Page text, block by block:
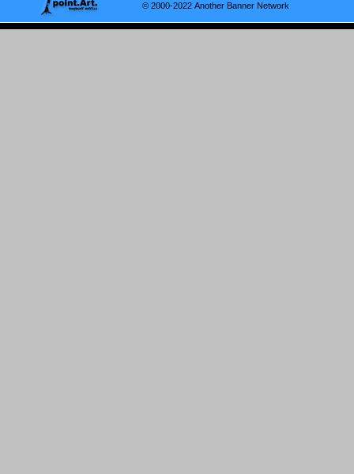
© 2000-2022 Another Banner Network